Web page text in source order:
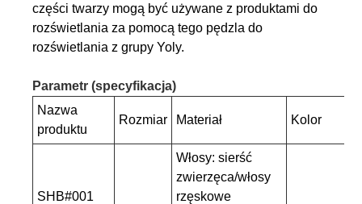
części twarzy mogą być używane z produktami do
rozświetlania za pomocą tego pędzla do
rozświetlania z grupy Yoly.
Parametr (specyfikacja)
Nazwa
produktu
Rozmiar Materiał Kolor
SHB#001
Włosy: sierść
zwierzęca/włosy
rzęskowe